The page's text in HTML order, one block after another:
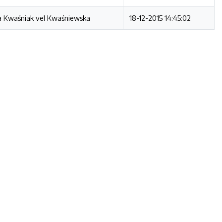
Kwaśniak vel Kwaśniewska 18-12-2015 14:45:02